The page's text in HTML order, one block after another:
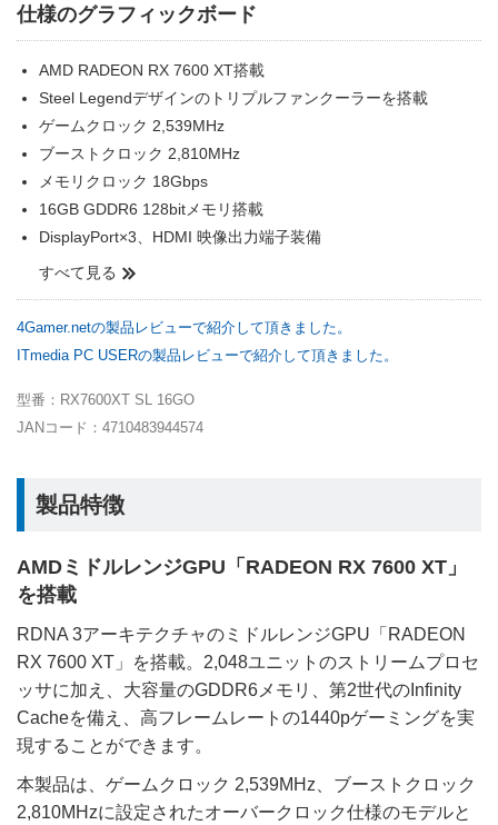
仕様のグラフィックボード
AMD RADEON RX 7600 XT搭載
Steel Legendデザインのトリプルファンクーラーを搭載
ゲームクロック 2,539MHz
ブーストクロック 2,810MHz
メモリクロック 18Gbps
16GB GDDR6 128bitメモリ搭載
DisplayPort×3、HDMI 映像出力端子装備
すべて見る
4Gamer.netの製品レビューで紹介して頂きました。
ITmedia PC USERの製品レビューで紹介して頂きました。
型番：RX7600XT SL 16GO
JANコード：4710483944574
製品特徴
AMDミドルレンジGPU「RADEON RX 7600 XT」
を搭載
RDNA 3アーキテクチャのミドルレンジGPU「RADEON
RX 7600 XT」を搭載。2,048ユニットのストリームプロセ
ッサに加え、大容量のGDDR6メモリ、第2世代のInfinity
Cacheを備え、高フレームレートの1440pゲーミングを実
現することができます。
本製品は、ゲームクロック 2,539MHz、ブーストクロック
2,810MHzに設定されたオーバークロック仕様のモデルと